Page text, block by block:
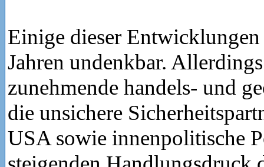
Einige dieser
Jahren undenkbar.
zunehmende handels- und
die unsichere
USA sowie innenpolitische